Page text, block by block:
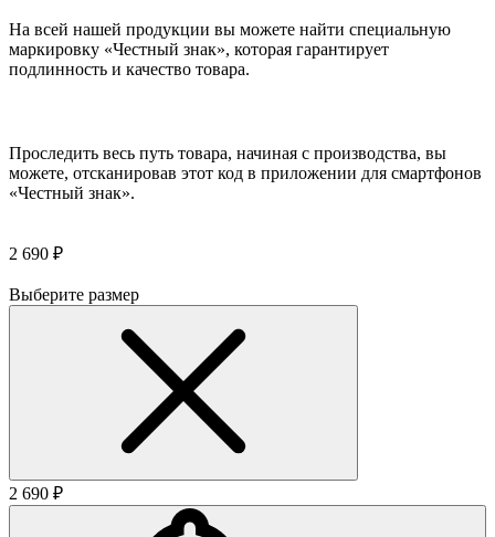
На всей нашей продукции вы можете найти специальную
маркировку «Честный знак», которая гарантирует
подлинность и качество товара.
Проследить весь путь товара, начиная с производства, вы
можете, отсканировав этот код в приложении для смартфонов
«Честный знак».
2 690 ₽
Выберите размер
2 690 ₽